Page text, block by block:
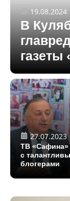
19.08.2024
В
газеты
27.07.2023
ТВ «Сафина»
с
блогерами